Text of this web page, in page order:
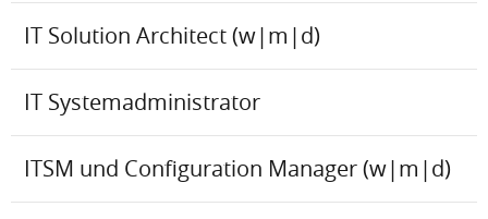
IT Solution Architect (w|m|d)
IT Systemadministrator
ITSM und Configuration Manager (w|m|d)